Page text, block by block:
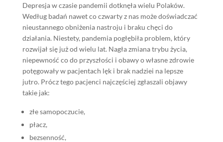
Depresja w czasie pandemii dotknęła wielu Polaków.
Według badań nawet co czwarty z nas może doświadczać
nieustannego obniżenia nastroju i braku chęci do
działania. Niestety, pandemia pogłębiła problem, który
rozwijał się już od wielu lat. Nagła zmiana trybu życia,
niepewność co do przyszłości i obawy o własne zdrowie
potęgowały w pacjentach lęk i brak nadziei na lepsze
jutro. Prócz tego pacjenci najczęściej zgłaszali objawy
takie jak:
złe samopoczucie,
płacz,
bezsenność,